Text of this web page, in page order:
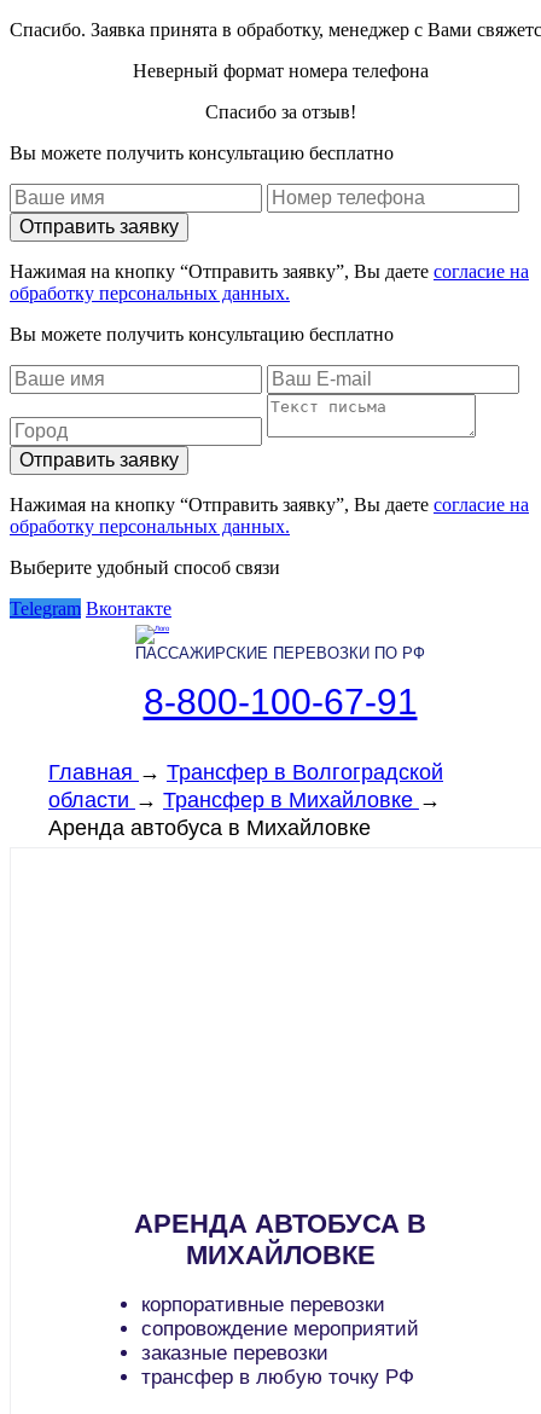
Спасибо. Заявка принята в обработку, менеджер с Вами
Неверный формат номера телефона
Спасибо за отзыв!
Вы можете получить консультацию бесплатно
Отправить заявку
Нажимая на кнопку “Отправить заявку”, Вы даете согласие на
обработку персональных данных.
Вы можете получить консультацию бесплатно
Отправить заявку
Нажимая на кнопку “Отправить заявку”, Вы даете согласие на
обработку персональных данных.
Выберите удобный способ связи
Telegram Вконтакте
ПАССАЖИРСКИЕ ПЕРЕВОЗКИ ПО РФ
8-800-100-67-91
Главная → Трансфер в Волгоградской
области → Трансфер в Михайловке →
Аренда автобуса в Михайловке
АРЕНДА АВТОБУСА В
МИХАЙЛОВКЕ
корпоративные перевозки
сопровождение мероприятий
заказные перевозки
трансфер в любую точку РФ